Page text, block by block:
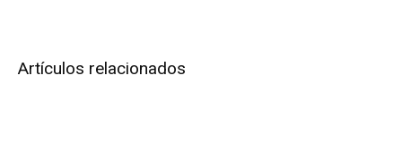
Artículos relacionados